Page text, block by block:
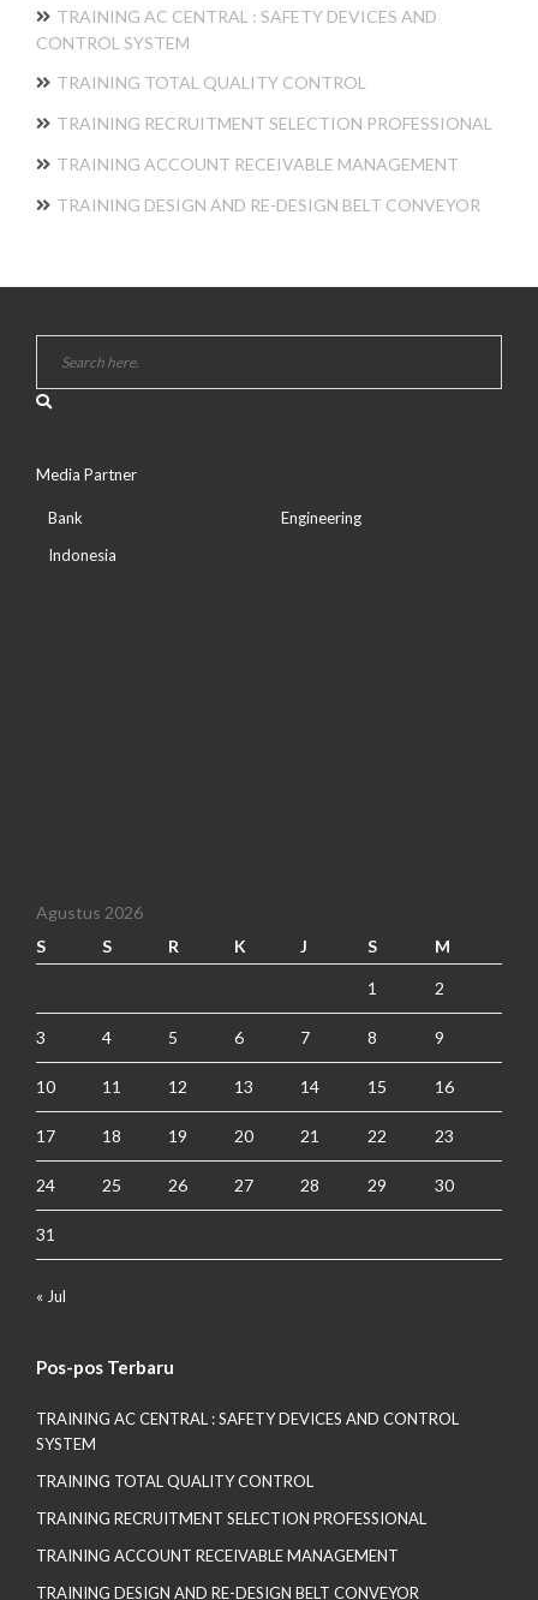
TRAINING AC CENTRAL : SAFETY DEVICES AND
CONTROL SYSTEM
TRAINING TOTAL QUALITY CONTROL
TRAINING RECRUITMENT SELECTION PROFESSIONAL
TRAINING ACCOUNT RECEIVABLE MANAGEMENT
TRAINING DESIGN AND RE-DESIGN BELT CONVEYOR
Media Partner
Bank
Indonesia
Engineering
Agustus 2026
S
S R K J S M
1 2
3 4 5 6 7 8 9
10 11 12 13 14 15 16
17 18 19 20 21 22 23
24 25 26 27 28 29 30
31
« Jul
Pos-pos Terbaru
TRAINING AC CENTRAL : SAFETY DEVICES AND CONTROL
SYSTEM
TRAINING TOTAL QUALITY CONTROL
TRAINING RECRUITMENT SELECTION PROFESSIONAL
TRAINING ACCOUNT RECEIVABLE MANAGEMENT
TRAINING DESIGN AND RE-DESIGN BELT CONVEYOR